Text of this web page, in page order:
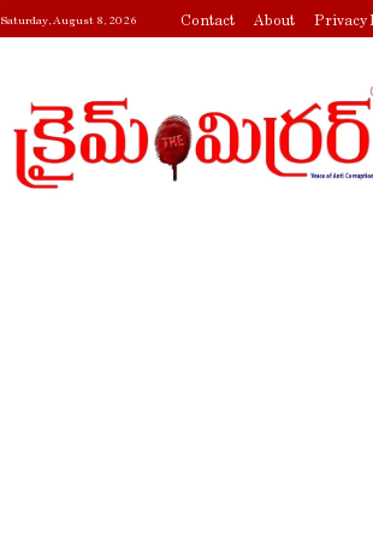
Saturday, August 8, 2026 Contact About Privacy